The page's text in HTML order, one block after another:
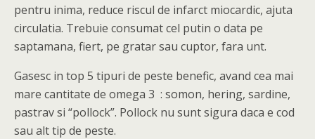
pentru inima, reduce riscul de infarct miocardic, ajuta
circulatia. Trebuie consumat cel putin o data pe
saptamana, fiert, pe gratar sau cuptor, fara unt.
Gasesc in top 5 tipuri de peste benefic, avand cea mai
mare cantitate de omega 3 : somon, hering, sardine,
pastrav si “pollock”. Pollock nu sunt sigura daca e cod
sau alt tip de peste.